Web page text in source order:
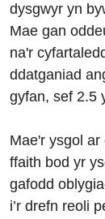
dysgwyr yn
Mae gan
na'r
ddatganiad
gyfan, sef 2.5
Mae'r ysgol
ffaith bod yr
gafodd
i’r drefn reoli